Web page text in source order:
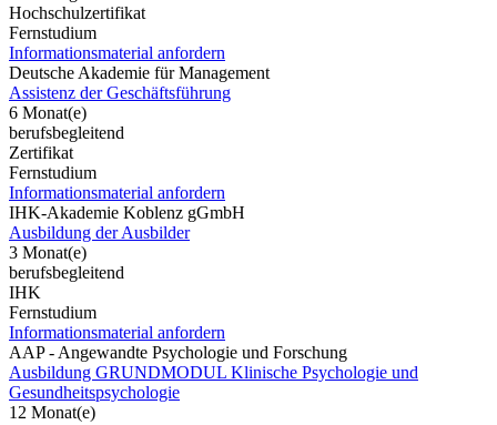
Hochschulzertifikat
Fernstudium
Informationsmaterial anfordern
Deutsche Akademie für Management
Assistenz der Geschäftsführung
6 Monat(e)
berufsbegleitend
Zertifikat
Fernstudium
Informationsmaterial anfordern
IHK-Akademie Koblenz gGmbH
Ausbildung der Ausbilder
3 Monat(e)
berufsbegleitend
IHK
Fernstudium
Informationsmaterial anfordern
AAP - Angewandte Psychologie und Forschung
Ausbildung GRUNDMODUL Klinische Psychologie und
Gesundheitspsychologie
12 Monat(e)